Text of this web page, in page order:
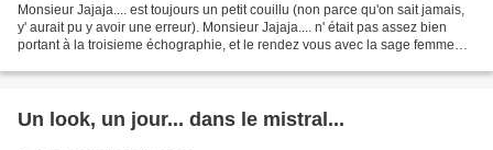
Monsieur Jajaja.... est toujours un petit couillu (non parce qu'on sait jamais,
y' aurait pu y avoir une erreur). Monsieur Jajaja.... n' était pas assez bien
portant à la troisieme échographie, et le rendez vous avec la sage femme
Un look, un jour... dans le mistral...